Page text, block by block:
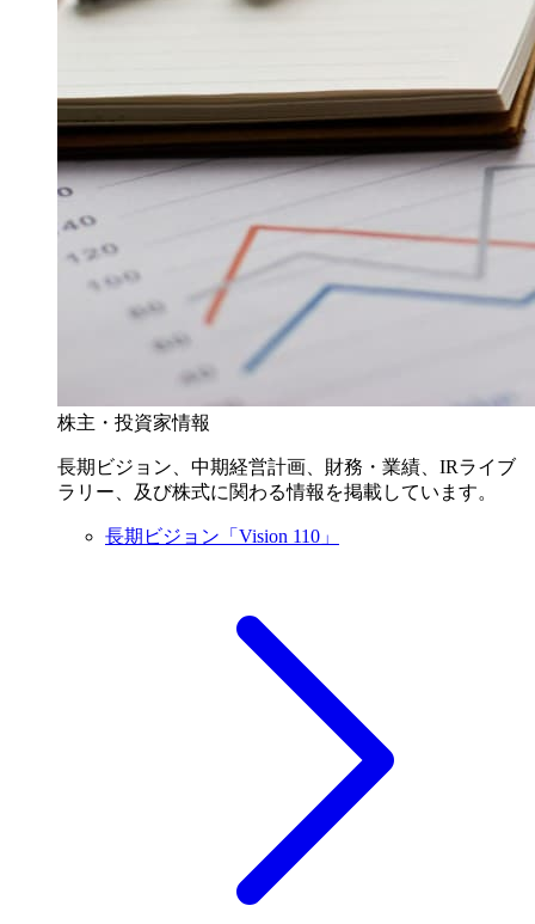
株主・投資家情報
長期ビジョン、中期経営計画、財務・業績、IRライブ
ラリー、及び株式に関わる情報を掲載しています。
長期ビジョン「Vision 110」